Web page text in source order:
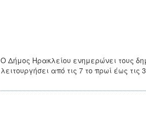
Ο Δήμος Ηρακλείου ενημερώνει τους
λειτουργήσει από τις 7 το πρωί έως